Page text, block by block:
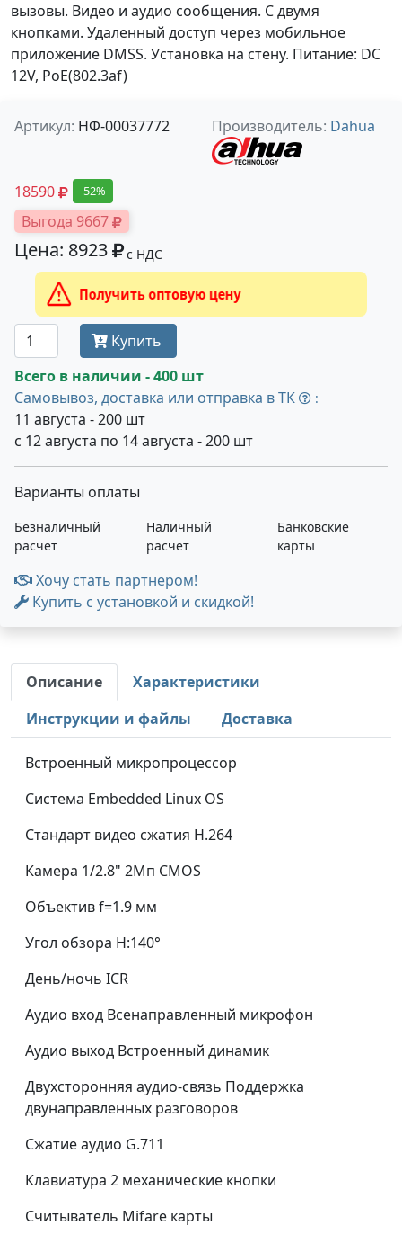
вызовы. Видео и аудио сообщения. С двумя
кнопками. Удаленный доступ через мобильное
приложение DMSS. Установка на стену. Питание: DC
12V, PoE(802.3af)
Артикул: НФ-00037772 Производитель: Dahua
18590 -52%
Выгода 9667
Цена: 8923 с НДС
Получить оптовую цену
Купить
Всего в наличии - 400 шт
Самовывоз, доставка или отправка в ТК
:
11 августа - 200 шт
с 12 августа по 14 августа - 200 шт
Варианты оплаты
Безналичный
расчет
Наличный
расчет
Банковские
карты
Хочу стать партнером!
Купить с установкой и скидкой!
Описание
Характеристики
Инструкции и файлы
Доставка
Встроенный микропроцессор
Система Embedded Linux OS
Стандарт видео сжатия H.264
Камера 1/2.8" 2Mп CMOS
Объектив f=1.9 мм
Угол обзора H:140°
День/ночь ICR
Аудио вход Всенаправленный микрофон
Аудио выход Встроенный динамик
Двухсторонняя аудио-связь Поддержка
двунаправленных разговоров
Сжатие аудио G.711
Клавиатура 2 механические кнопки
Считыватель Mifare карты